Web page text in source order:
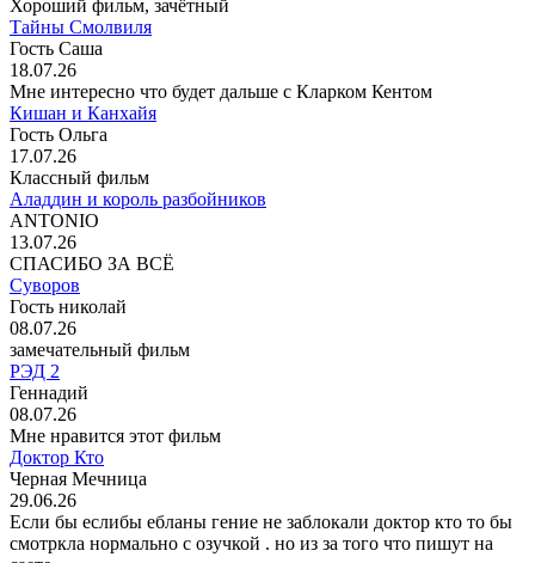
Хороший фильм, зачётный
Тайны Смолвиля
Гость Саша
18.07.26
Мне интересно что будет дальше с Кларком Кентом
Кишан и Канхайя
Гость Ольга
17.07.26
Классный фильм
Аладдин и король разбойников
ANTONIO
13.07.26
СПАСИБО ЗА ВСЁ
Суворов
Гость николай
08.07.26
замечательный фильм
РЭД 2
Геннадий
08.07.26
Мне нравится этот фильм
Доктор Кто
Черная Мечница
29.06.26
Если бы еслибы ебланы гение не заблокали доктор кто то бы
смотркла нормально с озучкой . но из за того что пишут на